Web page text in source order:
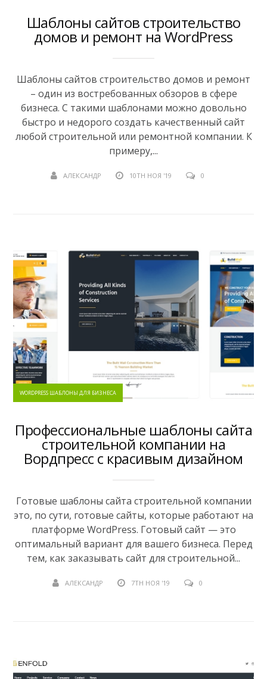
Шаблоны сайтов строительство
домов и ремонт на WordPress
Шаблоны сайтов строительство домов и ремонт
– один из востребованных обзоров в сфере
бизнеса. С такими шаблонами можно довольно
быстро и недорого создать качественный сайт
любой строительной или ремонтной компании. К
примеру,...
АЛЕКСАНДР 10TH НОЯ '19 0
WORDPRESS ШАБЛОНЫ ДЛЯ БИЗНЕСА
Профессиональные шаблоны сайта
строительной компании на
Вордпресс с красивым дизайном
Готовые шаблоны сайта строительной компании
это, по сути, готовые сайты, которые работают на
платформе WordPress. Готовый сайт — это
оптимальный вариант для вашего бизнеса. Перед
тем, как заказывать сайт для строительной...
АЛЕКСАНДР 7TH НОЯ '19 0